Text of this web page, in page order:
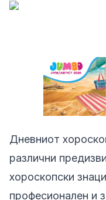
Дневниот
различни
хороскопски
професионален и